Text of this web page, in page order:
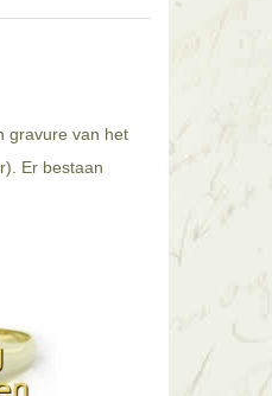
gravure van het
Er bestaan